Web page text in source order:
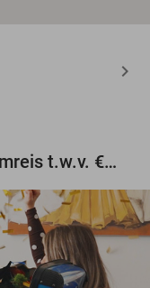
Maak gratis kans op een droomreis t.w.v. €3.000!